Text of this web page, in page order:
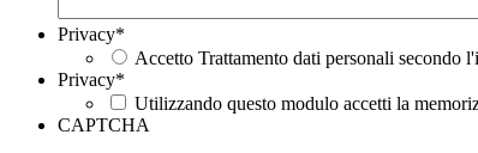
Privacy*
Accetto Trattamento dati personali secondo
Privacy*
Utilizzando questo modulo accetti la
CAPTCHA